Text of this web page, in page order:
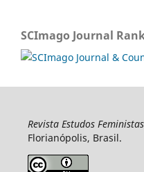
SCImago Journal
Revista Estudos Feministas
Florianópolis, Brasil.